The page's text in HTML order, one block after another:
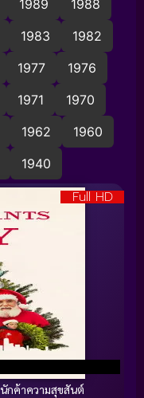
1989
1988
1983
1982
1977
1976
1971
1970
1962
1960
1940
Full HD
กค้าความสุขสันต์